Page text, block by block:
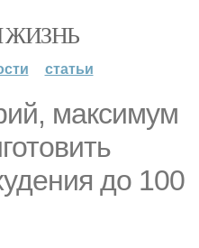
ЖИЗНЬ
статьи
максимум
до 100